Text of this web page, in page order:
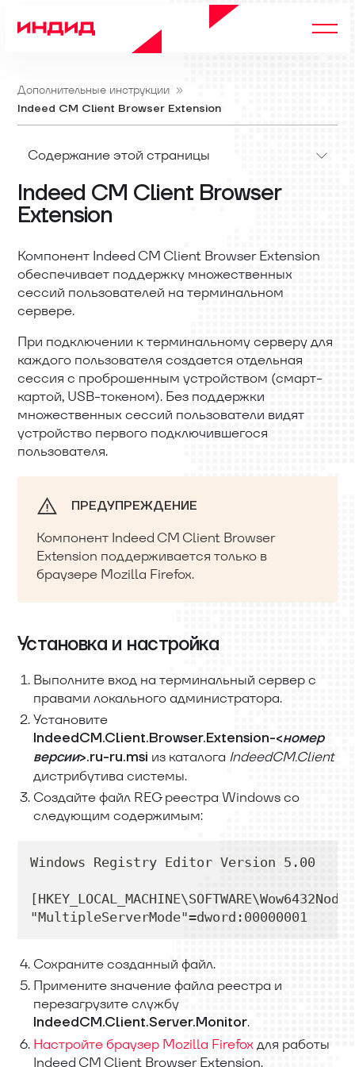
Дополнительные инструкции
Indeed CM Client Browser Extension
Содержание этой страницы
Indeed CM Client Browser
Extension
Компонент Indeed CM Client Browser Extension
обеспечивает поддержку множественных
сессий пользователей на терминальном
сервере.
При подключении к терминальному серверу для
каждого пользователя создается отдельная
сессия с проброшенным устройством (смарт-
картой, USB-токеном). Без поддержки
множественных сессий пользователи видят
устройство первого подключившегося
пользователя.
ПРЕДУПРЕЖДЕНИЕ
Компонент Indeed CM Client Browser
Extension поддерживается только в
браузере Mozilla Firefox.
Установка и настройка
Выполните вход на терминальный сервер с
правами локального администратора.
Установите
IndeedCM.Client.Browser.Extension-<номер
версии>.ru-ru.msi из каталога IndeedCM.Client
дистрибутива системы.
Создайте файл REG реестра Windows со
следующим содержимым:
Windows Registry Editor Version 5.00
"MultipleServerMode"=dword:00000001
Сохраните созданный файл.
Примените значение файла реестра и
перезагрузите службу
IndeedCM.Client.Server.Monitor.
Настройте браузер Mozilla Firefoxдля работы
Indeed CM Client Browser Extension.